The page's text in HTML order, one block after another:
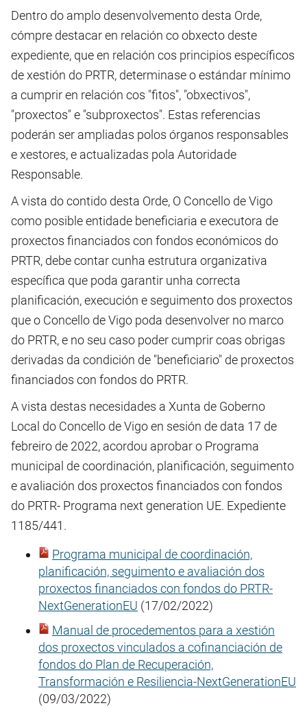
Dentro do amplo desenvolvemento desta Orde,
cómpre destacar en relación co obxecto deste
expediente, que en relación cos principios específicos
de xestión do PRTR, determinase o estándar mínimo
a cumprir en relación cos "fitos", "obxectivos",
"proxectos" e "subproxectos". Estas referencias
poderán ser ampliadas polos órganos responsables
e xestores, e actualizadas pola Autoridade
Responsable.
A vista do contido desta Orde, O Concello de Vigo
como posible entidade beneficiaria e executora de
proxectos financiados con fondos económicos do
PRTR, debe contar cunha estrutura organizativa
específica que poda garantir unha correcta
planificación, execución e seguimento dos proxectos
que o Concello de Vigo poda desenvolver no marco
do PRTR, e no seu caso poder cumprir coas obrigas
derivadas da condición de "beneficiario" de proxectos
financiados con fondos do PRTR.
A vista destas necesidades a Xunta de Goberno
Local do Concello de Vigo en sesión de data 17 de
febreiro de 2022, acordou aprobar o Programa
municipal de coordinación, planificación, seguimento
e avaliación dos proxectos financiados con fondos
do PRTR- Programa next generation UE. Expediente
1185/441.
Programa municipal de coordinación,
planificación, seguimento e avaliación dos
proxectos financiados con fondos do PRTR-
NextGenerationEU (17/02/2022)
Manual de procedementos para a xestión
dos proxectos vinculados a cofinanciación de
fondos do Plan de Recuperación,
Transformación e Resiliencia-NextGenerationEU
(09/03/2022)